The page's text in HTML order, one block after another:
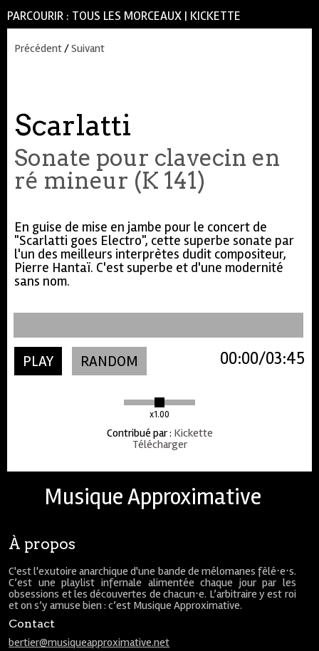
PARCOURIR : TOUS LES MORCEAUX | KICKETTE
Précédent/Suivant
Scarlatti
Sonate pour clavecin en
ré mineur (K 141)
En guise de mise en jambe pour le concert de
"Scarlatti goes Electro", cette superbe sonate par
l'un des meilleurs interprètes dudit compositeur,
Pierre Hantaï. C'est superbe et d'une modernité
sans nom.
PLAY RANDOM
x1.00
03:45
00:00
Contribué par: Kickette
Télécharger
Musique Approximative
À propos
C'est l'exutoire anarchique d'une bande de mélomanes fêlé⋅e⋅s.
C’est une playlist infernale alimentée chaque jour par les
obsessions et les découvertes de chacun⋅e. L’arbitraire y est roi
et on s’y amuse bien : c’est Musique Approximative.
Contact
bertier@musiqueapproximative.net